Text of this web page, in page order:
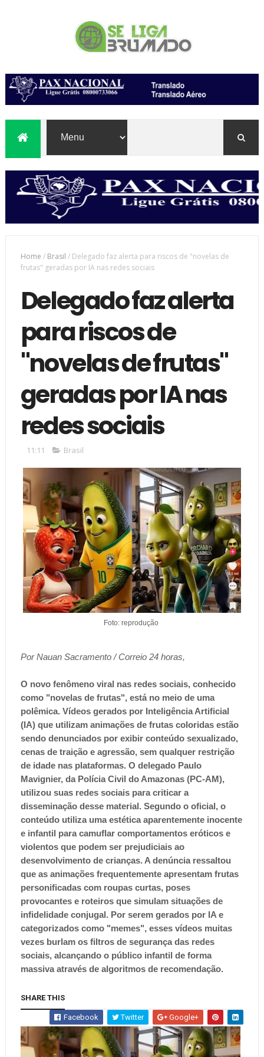
Home / Brasil / Delegado faz alerta para riscos de "novelas de
frutas" geradas por IA nas redes sociais
Delegado faz alerta
para riscos de
"novelas de frutas"
geradas por IA nas
redes sociais
11:11 Brasil
Foto: reprodução
Por Nauan Sacramento / Correio 24 horas,
O novo fenômeno viral nas redes sociais, conhecido
como "novelas de frutas", está no meio de uma
polêmica. Vídeos gerados por Inteligência Artificial
(IA) que utilizam animações de frutas coloridas estão
sendo denunciados por exibir conteúdo sexualizado,
cenas de traição e agressão, sem qualquer restrição
de idade nas plataformas. O delegado Paulo
Mavignier, da Polícia Civil do Amazonas (PC-AM),
utilizou suas redes sociais para criticar a
disseminação desse material. Segundo o oficial, o
conteúdo utiliza uma estética aparentemente inocente
e infantil para camuflar comportamentos eróticos e
violentos que podem ser prejudiciais ao
desenvolvimento de crianças. A denúncia ressaltou
que as animações frequentemente apresentam frutas
personificadas com roupas curtas, poses
provocantes e roteiros que simulam situações de
infidelidade conjugal. Por serem gerados por IA e
categorizados como "memes", esses vídeos muitas
vezes burlam os filtros de segurança das redes
sociais, alcançando o público infantil de forma
massiva através de algoritmos de recomendação.
SHARE THIS
Facebook Twitter Google+